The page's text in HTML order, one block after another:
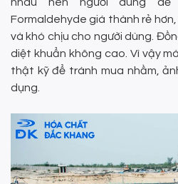
Formaldehyde giá thành rẻ
và khó chịu cho người dùng.
diệt khuẩn không cao. Vì vậy
thật kỹ để tránh mua nhầm,
dụng.